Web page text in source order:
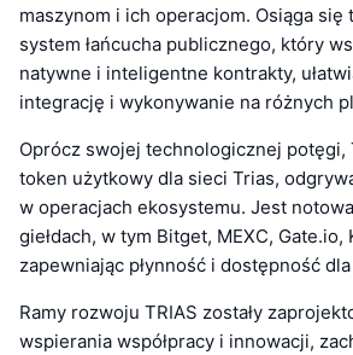
maszynom i ich operacjom. Osiąga
system łańcucha publicznego, który
natywne i inteligentne kontrakty,
integrację i wykonywanie na różnych
Oprócz swojej technologicznej potęgi,
token użytkowy dla sieci Trias,
w operacjach ekosystemu. Jest
giełdach, w tym Bitget, MEXC, Gate.io,
zapewniając płynność i dostępność
Ramy rozwoju TRIAS zostały
wspierania współpracy i innowacji,